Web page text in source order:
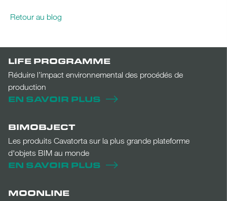
Retour au blog
LIFE PROGRAMME
Réduire l’impact environnemental des procédés de
production
EN SAVOIR PLUS
BIMOBJECT
Les produits Cavatorta sur la plus grande plateforme
d'objets BIM au monde
EN SAVOIR PLUS
MOONLINE